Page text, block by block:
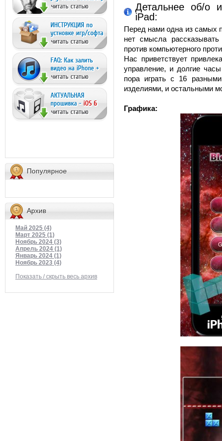
Популярное
Архив
Май 2025 (4)
Март 2025 (1)
Ноябрь 2024 (3)
Апрель 2024 (1)
Январь 2024 (1)
Ноябрь 2023 (4)
Показать / скрыть весь архив
Детальнее об/о
iPad:
Перед нами одна из самых
нет смысла
против компьютерного
Нас приветствует
управление, и долгие
пора играть с 16
изделиями, и остальными
Графика: